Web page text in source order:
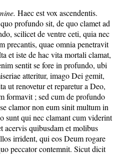
Haec est vox ascendentis.
profundo sit, de quo clamet ad
scilicet de ventre ceti, quia nec
precantis, quae omnia penetravit
et iste de hac vita mortali clamat,
sentit se fore in profundo, ubi
atteritur, imago Dei gemit,
ut renovetur et reparetur a Deo,
formavit ; sed cum de profundo
clamor non eum sinit multum in
sunt qui nec clamant cum viderint
acervis quibusdam et molibus
irrident, qui eos Deum rogare
peccator contemnit. Sicut dicit